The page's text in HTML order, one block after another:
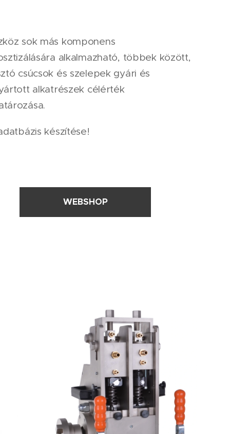
sok más komponens
alkalmazható, többek között,
csúcsok és szelepek gyári és
alkatrészek célérték
készítése!
WEBSHOP